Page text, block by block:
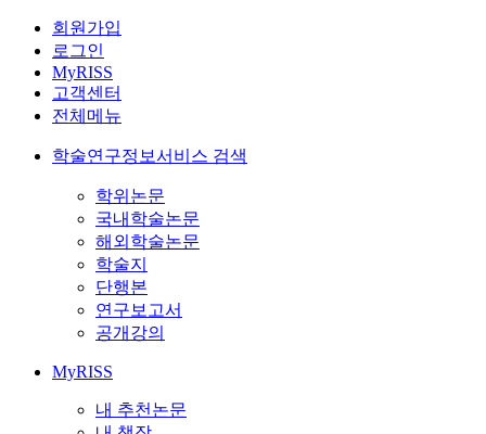
회원가입
로그인
MyRISS
고객센터
전체메뉴
학술연구정보서비스 검색
학위논문
국내학술논문
해외학술논문
학술지
단행본
연구보고서
공개강의
MyRISS
내 추천논문